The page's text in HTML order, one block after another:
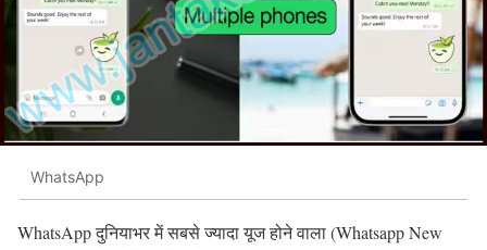
WhatsApp
WhatsApp दुनियाभर में सबसे ज्यादा यूज होने वाला (Whatsapp New